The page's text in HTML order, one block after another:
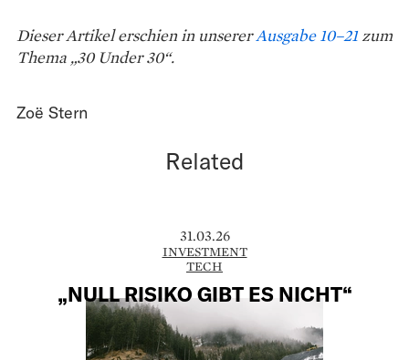
Dieser Artikel erschien in unsererAusgabe 10–21zum
Thema „30 Under 30“.
Zoë Stern
Related
31.03.26
INVESTMENT
TECH
„NULL RISIKO GIBT ES NICHT“